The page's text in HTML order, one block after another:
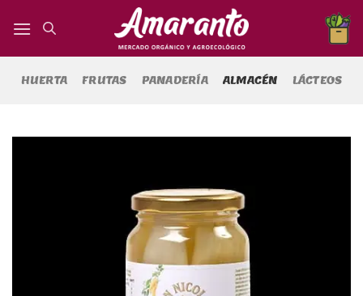
HUERTA FRUTAS PANADERÍA ALMACÉN LÁCTEOS